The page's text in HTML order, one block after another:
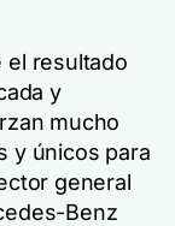
el resultado
y
mucho
y únicos para
general
Benz